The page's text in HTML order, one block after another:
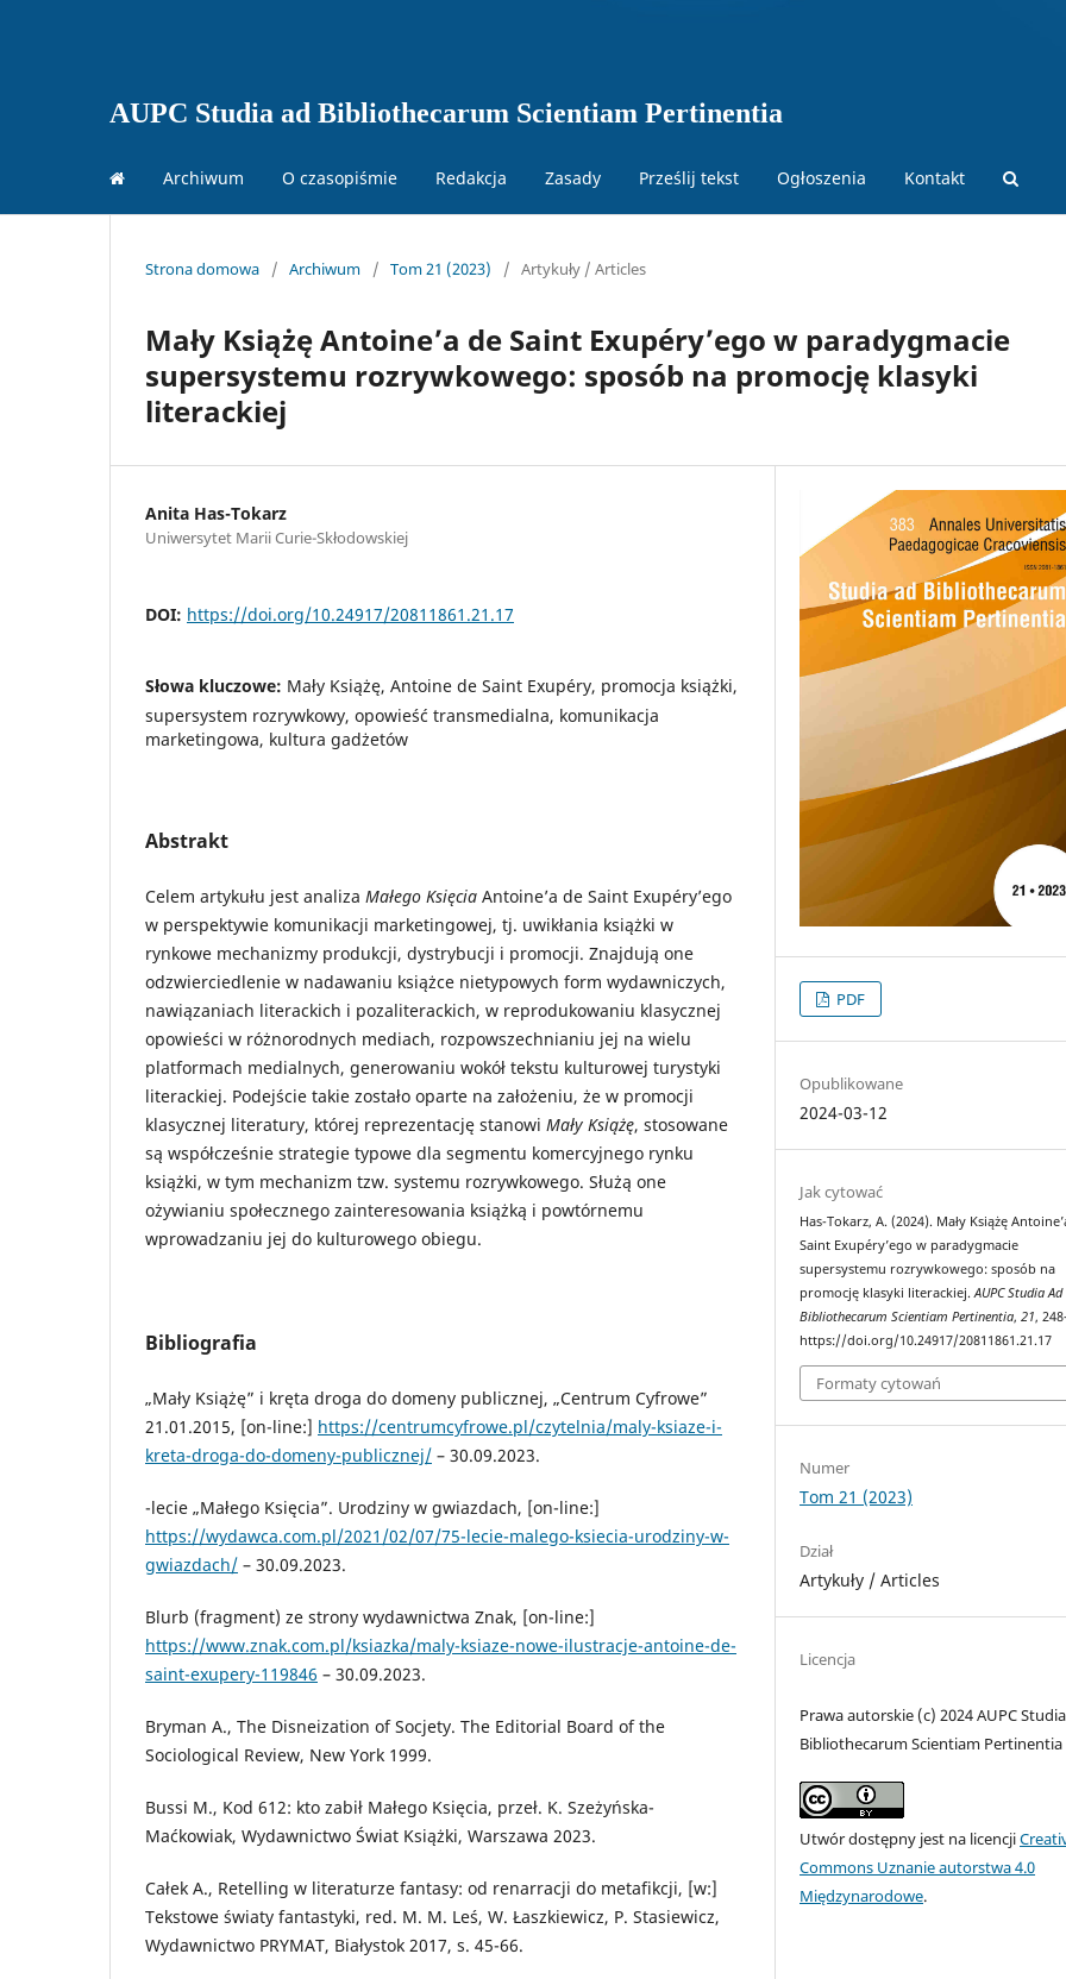
AUPC Studia ad Bibliothecarum Scientiam Pertinentia
Archiwum O czasopiśmie Redakcja Zasady Prześlij tekst Ogłoszenia Kontakt
Strona domowa / Archiwum / Tom 21 (2023) / Artykuły / Articles
Mały Książę Antoine’a de Saint Exupéry’ego w paradygmacie
supersystemu rozrywkowego: sposób na promocję klasyki
literackiej
Anita Has-Tokarz
Uniwersytet Marii Curie-Skłodowskiej
DOI: https://doi.org/10.24917/20811861.21.17
Słowa kluczowe: Mały Książę, Antoine de Saint Exupéry, promocja książki,
supersystem rozrywkowy, opowieść transmedialna, komunikacja
marketingowa, kultura gadżetów
Abstrakt
Celem artykułu jest analiza Małego Księcia Antoine’a de Saint Exupéry’ego
w perspektywie komunikacji marketingowej, tj. uwikłania książki w
rynkowe mechanizmy produkcji, dystrybucji i promocji. Znajdują one
odzwierciedlenie w nadawaniu książce nietypowych form wydawniczych,
nawiązaniach literackich i pozaliterackich, w reprodukowaniu klasycznej
opowieści w różnorodnych mediach, rozpowszechnianiu jej na wielu
platformach medialnych, generowaniu wokół tekstu kulturowej turystyki
literackiej. Podejście takie zostało oparte na założeniu, że w promocji
klasycznej literatury, której reprezentację stanowi Mały Książę, stosowane
są współcześnie strategie typowe dla segmentu komercyjnego rynku
książki, w tym mechanizm tzw. systemu rozrywkowego. Służą one
ożywianiu społecznego zainteresowania książką i powtórnemu
wprowadzaniu jej do kulturowego obiegu.
Bibliografia
„Mały Książę” i kręta droga do domeny publicznej, „Centrum Cyfrowe”
21.01.2015, [on-line:] https://centrumcyfrowe.pl/czytelnia/maly-ksiaze-i-
kreta-droga-do-domeny-publicznej/ – 30.09.2023.
-lecie „Małego Księcia”. Urodziny w gwiazdach, [on-line:]
https://wydawca.com.pl/2021/02/07/75-lecie-malego-ksiecia-urodziny-w-
gwiazdach/ – 30.09.2023.
Blurb (fragment) ze strony wydawnictwa Znak, [on-line:]
https://www.znak.com.pl/ksiazka/maly-ksiaze-nowe-ilustracje-antoine-de-
saint-exupery-119846 – 30.09.2023.
Bryman A., The Disneization of Socjety. The Editorial Board of the
Sociological Review, New York 1999.
Bussi M., Kod 612: kto zabił Małego Księcia, przeł. K. Szeżyńska-
Maćkowiak, Wydawnictwo Świat Książki, Warszawa 2023.
Całek A., Retelling w literaturze fantasy: od renarracji do metafikcji, [w:]
Tekstowe światy fantastyki, red. M. M. Leś, W. Łaszkiewicz, P. Stasiewicz,
Wydawnictwo PRYMAT, Białystok 2017, s. 45-66.
PDF
Opublikowane
2024-03-12
Jak cytować
Has-Tokarz, A. (2024). Mały Książę
Saint Exupéry’ego w paradygmacie
supersystemu rozrywkowego: sposób na
promocję klasyki literackiej.AUPC Studia Ad
Bibliothecarum Scientiam Pertinentia,21,
https://doi.org/10.24917/20811861.21.17
Formaty cytowań
Numer
Tom 21 (2023)
Dział
Artykuły / Articles
Licencja
Prawa autorskie (c) 2024 AUPC
Bibliothecarum Scientiam Pertinentia
Utwór dostępny jest na licencji
Commons Uznanie autorstwa 4.0
Międzynarodowe.